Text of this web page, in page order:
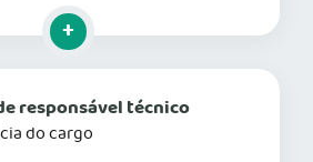
Clique para mais informações
responsável técnico
do cargo